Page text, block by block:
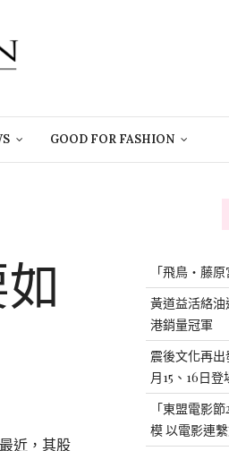
GOOD FOR FASHION
近，其股
「飛鳥・藤
黃道益活絡
港銷量冠軍
震後文化再
月15、16日登
「東盟電影
模 以電影連